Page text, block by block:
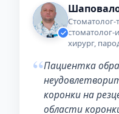
Стоматолог-
стоматолог-
хирург,
“Пациентка
коронки на
области